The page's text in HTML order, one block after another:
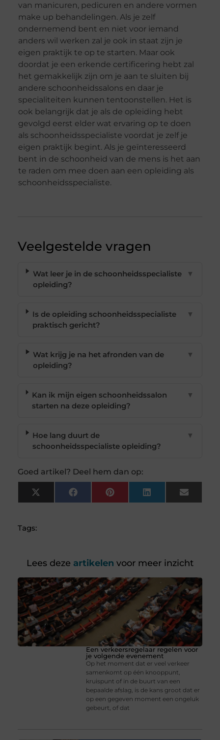
van manicuren, pedicuren en andere vormen
make up behandelingen. Als je zelf
ondernemend bent en niet voor iemand
anders wil werken zal je ook in staat zijn je
eigen praktijk te op te starten. Maar ook
doordat je een erkende certificering hebt zal
het gemakkelijk zijn om je aan te sluiten bij
andere schoonheidssalons en daar je
specialiteiten kunnen tentoonstellen. Het is
ook belangrijk dat je als de opleiding hebt
gevolgd eerst elder wat ervaring op te doen
als schoonheidsspecialiste voordat je zelf je
eigen praktijk begint. Als je geïnteresseerd
bent in de schoonheid van de mens is het aan
te raden om mee doen aan een opleiding als
schoonheidsspecialiste.
Veelgestelde vragen
Wat leer je in de schoonheidsspecialiste
opleiding?
▼
Is de opleiding schoonheidsspecialiste
praktisch gericht?
▼
Wat krijg je na het afronden van de
opleiding?
▼
Kan ik mijn eigen schoonheidssalon
starten na deze opleiding?
▼
Hoe lang duurt de
schoonheidsspecialiste opleiding?
▼
Goed artikel? Deel hem dan op:
X
(Twitter)
FacebookPinterest LinkedIn Email
Tags:
Lees deze artikelen voor meer inzicht
Een verkeersregelaar regelen voor
je volgende evenement
Op het moment dat er veel verkeer
samenkomt op één knooppunt,
kruispunt of in de buurt van een
bepaalde afslag, is de kans groot dat er
op een gegeven moment een ongeluk
gebeurt, of dat